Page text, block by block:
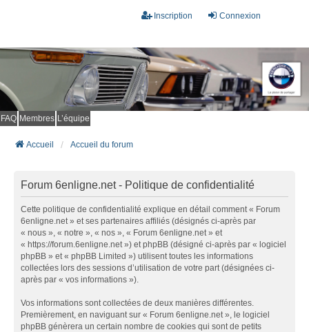
Connexion
Inscription
FAQ Membres L’équipe
Accueil Accueil du forum
Forum 6enligne.net - Politique de confidentialité
Cette politique de confidentialité explique en détail comment « Forum
6enligne.net » et ses partenaires affiliés (désignés ci-après par
« nous », « notre », « nos », « Forum 6enligne.net » et
« https://forum.6enligne.net ») et phpBB (désigné ci-après par « logiciel
phpBB » et « phpBB Limited ») utilisent toutes les informations
collectées lors des sessions d’utilisation de votre part (désignées ci-
après par « vos informations »).
Vos informations sont collectées de deux manières différentes.
Premièrement, en naviguant sur « Forum 6enligne.net », le logiciel
phpBB génèrera un certain nombre de cookies qui sont de petits